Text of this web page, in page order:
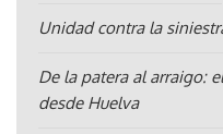
Unidad contra la
De la patera al arraigo:
desde Huelva